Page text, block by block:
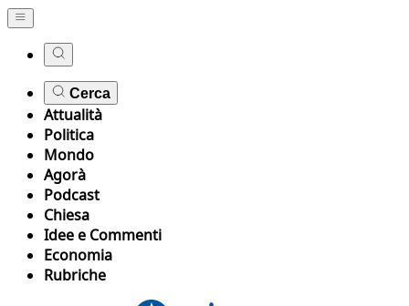
Cerca
Attualità
Politica
Mondo
Agorà
Podcast
Chiesa
Idee e Commenti
Economia
Rubriche